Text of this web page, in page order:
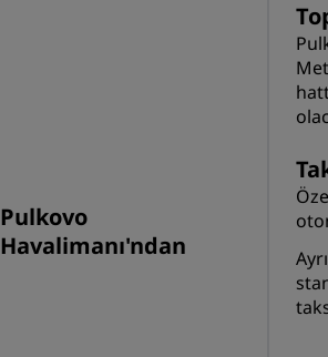
Pulkovo
Havalimanı'ndan